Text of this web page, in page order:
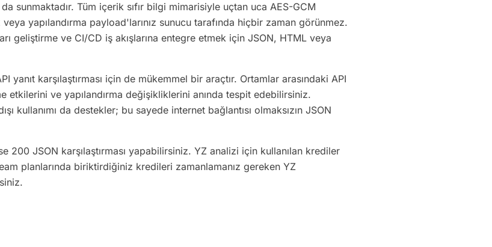
sunmaktadır. Tüm içerik sıfır bilgi mimarisiyle uçtan uca AES-GCM
yapılandırma payload'larınız sunucu tarafında hiçbir zaman görünmez.
geliştirme ve CI/CD iş akışlarına entegre etmek için JSON, HTML veya
yanıt karşılaştırması için de mükemmel bir araçtır. Ortamlar arasındaki API
etkilerini ve yapılandırma değişikliklerini anında tespit edebilirsiniz.
kullanımı da destekler; bu sayede internet bağlantısı olmaksızın JSON
200 JSON karşılaştırması yapabilirsiniz. YZ analizi için kullanılan krediler
planlarında biriktirdiğiniz kredileri zamanlamanız gereken YZ